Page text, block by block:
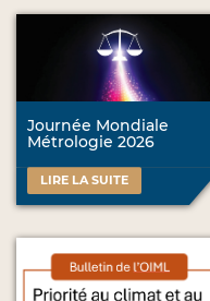
Journée Mondiale
Métrologie 2026
LIRE LA SUITE